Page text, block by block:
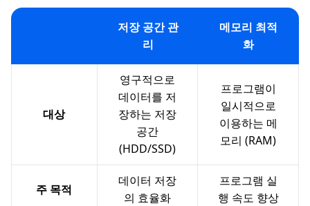
저장 공간 관
리
메모리 최적
화
대상
영구적으로
데이터를 저
장하는 저장
공간
(HDD/SSD)
프로그램이
일시적으로
이용하는 메
모리 (RAM)
주 목적
데이터 저장
의 효율화
프로그램 실
행 속도 향상